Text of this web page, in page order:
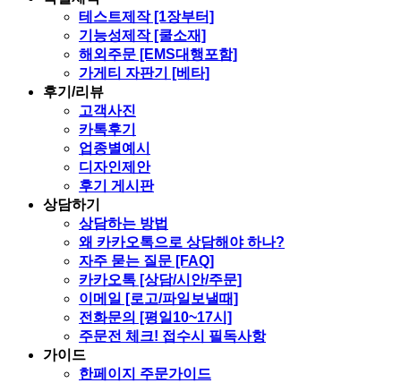
테스트제작 [1장부터]
기능성제작 [쿨소재]
해외주문 [EMS대행포함]
가게티 자판기 [베타]
후기/리뷰
고객사진
카톡후기
업종별예시
디자인제안
후기 게시판
상담하기
상담하는 방법
왜 카카오톡으로 상담해야 하나?
자주 묻는 질문 [FAQ]
카카오톡 [상담/시안/주문]
이메일 [로고/파일보낼때]
전화문의 [평일10~17시]
주문전 체크! 접수시 필독사항
가이드
한페이지 주문가이드